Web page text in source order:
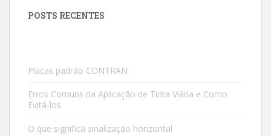
POSTS RECENTES
Placas padrão CONTRAN
Erros Comuns na Aplicação de Tinta Viária e Como
Evitá-los
O que significa sinalização horizontal